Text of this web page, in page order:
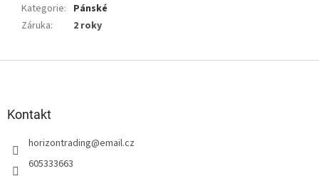
Kategorie: Pánské
Záruka: 2 roky
Kontakt
horizontrading@email.cz
605333663